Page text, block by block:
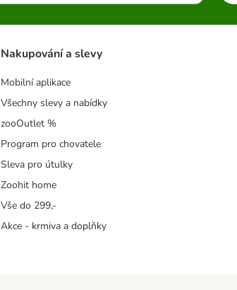
Nakupování a slevy
Mobilní aplikace
Všechny slevy a nabídky
zooOutlet %
Program pro chovatele
Sleva pro útulky
Zoohit home
Vše do 299,-
Akce - krmiva a doplňky